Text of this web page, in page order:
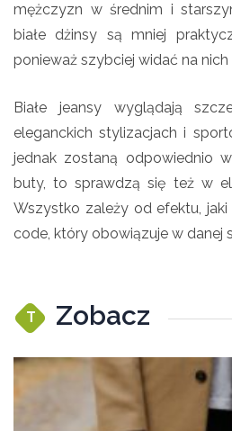
mężczyzn w średnim i
białe dżinsy są mniej
ponieważ szybciej widać na
Białe jeansy wyglądają
eleganckich stylizacjach i
jednak zostaną odpowiednio
buty, to sprawdzą się też w
Wszystko zależy od efektu,
code, który obowiązuje w danej
T Zobacz